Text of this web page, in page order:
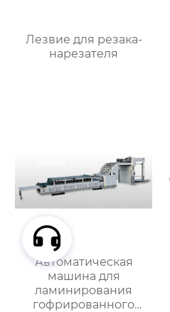
Лезвие для резака-
нарезателя
Автоматическая
машина для
ламинирования
гофрированного